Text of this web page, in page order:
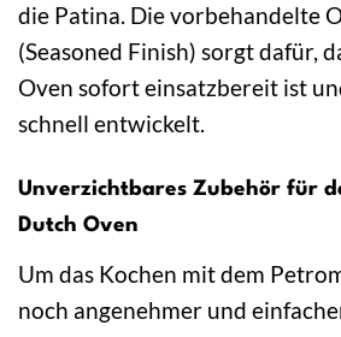
die Patina. Die vorbehandelte
(Seasoned Finish) sorgt dafür,
Oven sofort einsatzbereit ist
schnell entwickelt.
Unverzichtbares Zubehör für
Dutch Oven
Um das Kochen mit dem
noch angenehmer und